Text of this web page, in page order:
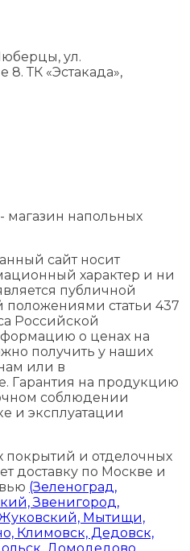
ул.
ТК «Эстакада»,
магазин напольных
сайт носит
характер и ни
публичной
статьи 437
Российской
о ценах на
получить у наших
или в
Гарантия на продукцию
соблюдении
и эксплуатации
покрытий и отделочных
доставку по Москве и
(Зеленоград,
Звенигород,
Мытищи,
Климовск, Дедовск,